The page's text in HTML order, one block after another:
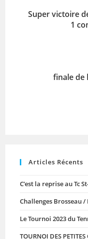
Super victoire
1
finale de
Articles Récents
C’est la reprise au Tc
Challenges Brosseau
Le Tournoi 2023 du
TOURNOI DES PETITES